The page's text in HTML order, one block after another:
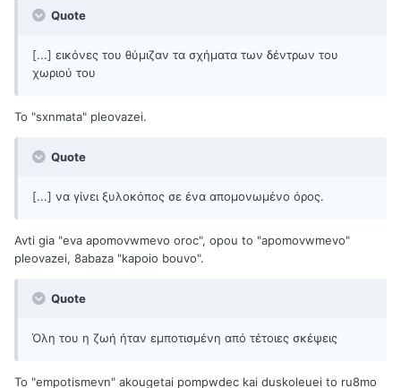
Quote
[...] εικόνες του θύμιζαν τα σχήματα των δέντρων του
χωριού του
To "sxnmata" pleovazei.
Quote
[...] να γίνει ξυλοκόπος σε ένα απομονωμένο όρος.
Avti gia "eva apomovwmevo oroc", opou to "apomovwmevo"
pleovazei, 8abaza "kapoio bouvo".
Quote
Όλη του η ζωή ήταν εμποτισμένη από τέτοιες σκέψεις
To "empotismevn" akougetai pompwdec kai duskoleuei to ru8mo